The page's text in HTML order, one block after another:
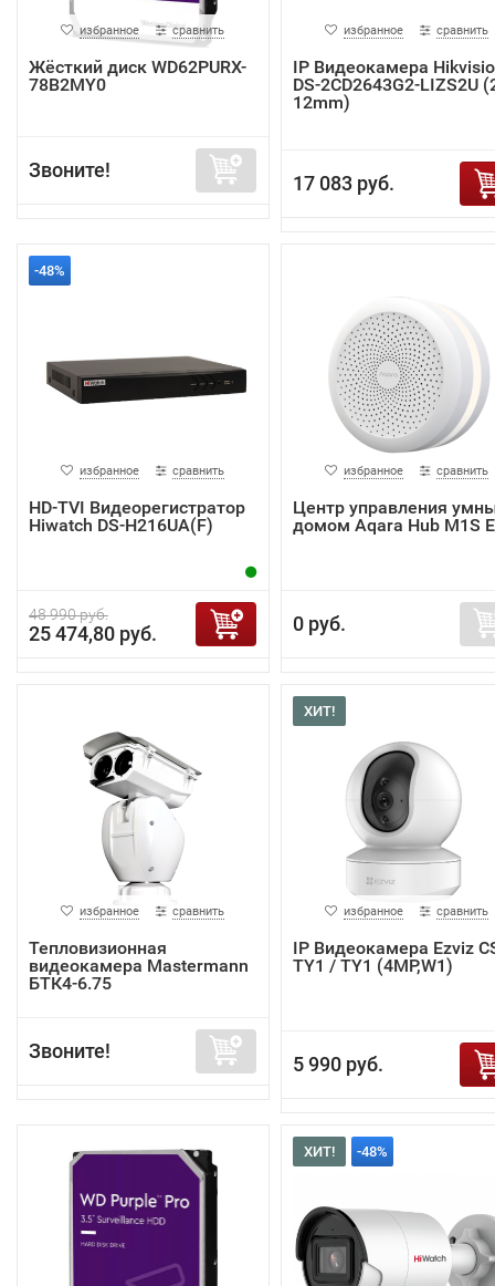
избранное сравнить
Жёсткий диск WD62PURX-
78B2MY0
Звоните!
избранное сравнить
IP Видеокамера
DS-2CD2643G2-LIZS2U
12mm)
17 083 руб.
-48%
избранное сравнить
HD-TVI Видеорегистратор
Hiwatch DS-H216UA(F)
48 990 руб.
25 474,80 руб.
избранное сравнить
Центр управления
домом Aqara Hub M1S
0 руб.
избранное сравнить
Тепловизионная
видеокамера Mastermann
БТК4-6.75
Звоните!
ХИТ!
избранное сравнить
IP Видеокамера Ezviz
TY1 / TY1 (4MP,W1)
5 990 руб.
ХИТ! -48%